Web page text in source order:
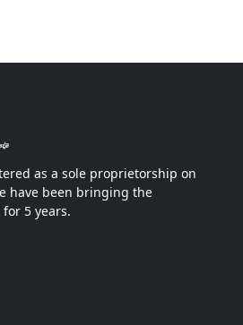
as a sole proprietorship on
have been bringing the
5 years.